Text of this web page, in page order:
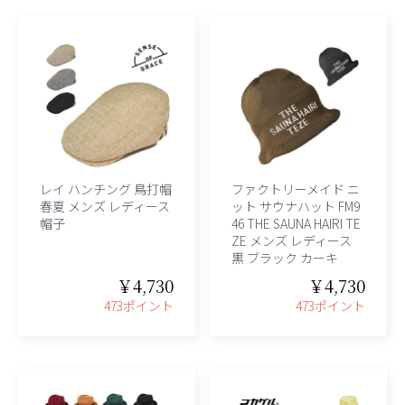
レイ ハンチング 鳥打帽
春夏 メンズ レディース
帽子
￥4,730
473ポイント
ファクトリーメイド ニ
ット サウナハット FM9
46 THE SAUNA HAIRI TE
ZE メンズ レディース
黒 ブラック カーキ
￥4,730
473ポイント